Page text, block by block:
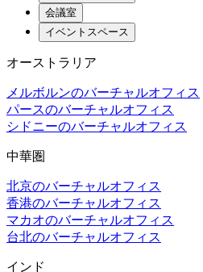
会議室
イベントスペース
オーストラリア
メルボルンのバーチャルオフィス
パースのバーチャルオフィス
シドニーのバーチャルオフィス
中華圏
北京のバーチャルオフィス
香港のバーチャルオフィス
マカオのバーチャルオフィス
台北のバーチャルオフィス
インド